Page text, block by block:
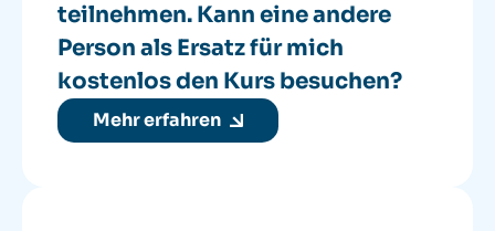
teilnehmen. Kann eine andere
Person als Ersatz für mich
kostenlos den Kurs besuchen?
Mehr erfahren